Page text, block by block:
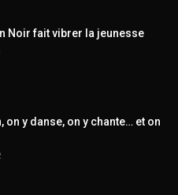
Noir fait vibrer la jeunesse
on y danse, on y chante… et on